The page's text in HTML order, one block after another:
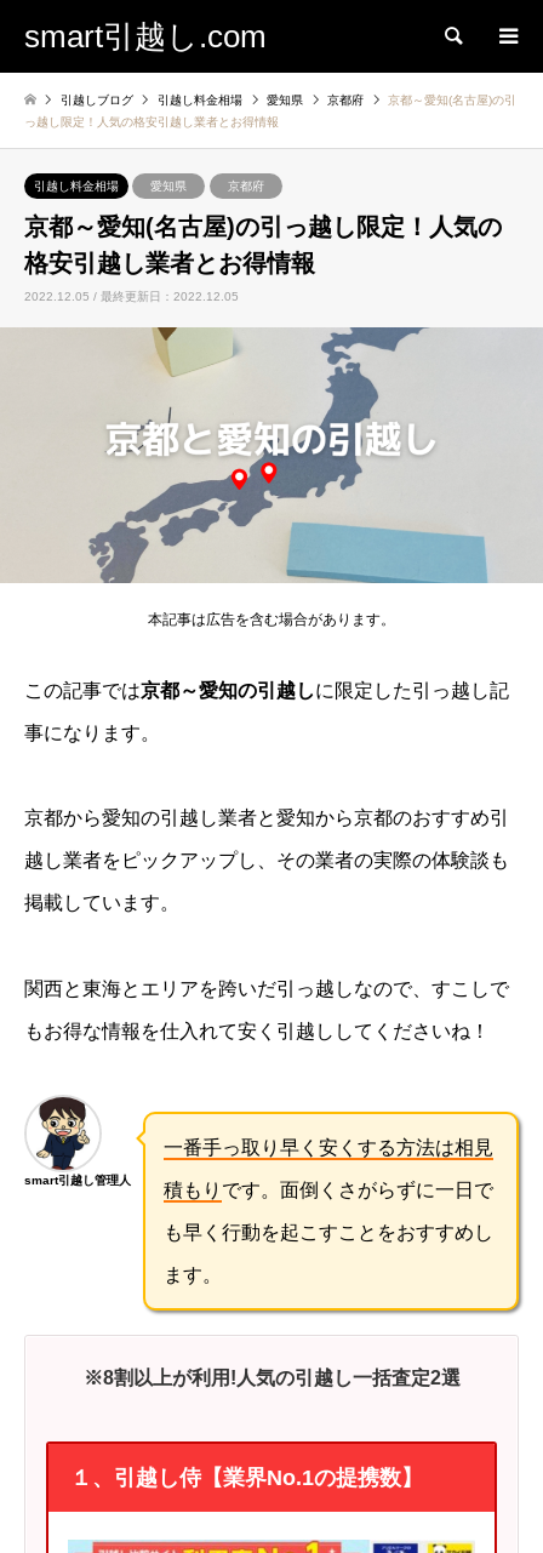
smart引越し.com 検索
引越しブログ 引越し料金相場 愛知県 京都府
京都～愛知(名古屋)の引
っ越し限定！人気の格安引越し業者とお得情報
引越し料金相場 愛知県 京都府
京都～愛知(名古屋)の引っ越し限定！人気の
格安引越し業者とお得情報
2022.12.05 / 最終更新日：2022.12.05
本記事は広告を含む場合があります。
この記事では京都～愛知の引越しに限定した引っ越し記
事になります。
京都から愛知の引越し業者と愛知から京都のおすすめ引
越し業者をピックアップし、その業者の実際の体験談も
掲載しています。
関西と東海とエリアを跨いだ引っ越しなので、すこしで
もお得な情報を仕入れて安く引越ししてくださいね！
smart引越し管理人
一番手っ取り早く安くする方法は相見
積もり です。面倒くさがらずに一日で
も早く行動を起こすことをおすすめし
ます。
※8割以上が利用!人気の引越し一括査定2選
１、引越し侍【業界No.1の提携数】